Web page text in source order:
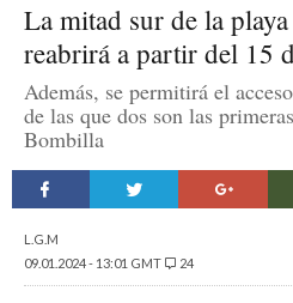
La mitad sur de la
reabrirá a partir del 15
Además, se permitirá el
de las que dos son las
Bombilla
L.G.M
09.01.2024 - 13:01 GMT
24